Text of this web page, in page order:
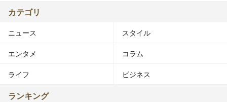
カテゴリ
ニュース スタイル
エンタメ コラム
ライフ ビジネス
ランキング